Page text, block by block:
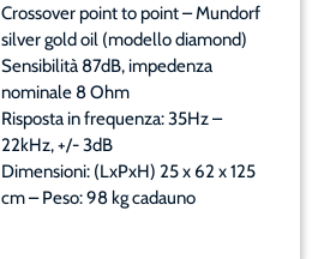
Crossover point to point – Mundorf
silver gold oil (modello diamond)
Sensibilità 87dB, impedenza
nominale 8 Ohm
Risposta in frequenza: 35Hz –
22kHz, +/- 3dB
Dimensioni: (LxPxH) 25 x 62 x 125
cm – Peso: 98 kg cadauno